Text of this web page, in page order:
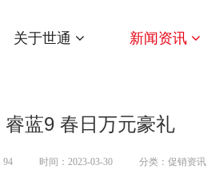
关于世通 新闻资讯
睿蓝9 春日万元豪礼
94 时间：2023-03-30 分类：促销资讯